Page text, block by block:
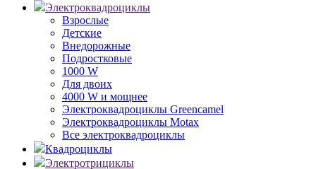
Электроквадроциклы
Взрослые
Детские
Внедорожные
Подростковые
1000 W
Для двоих
4000 W и мощнее
Электроквадроциклы Greencamel
Электроквадроциклы Motax
Все электроквадроциклы
Квадроциклы
Электротрициклы